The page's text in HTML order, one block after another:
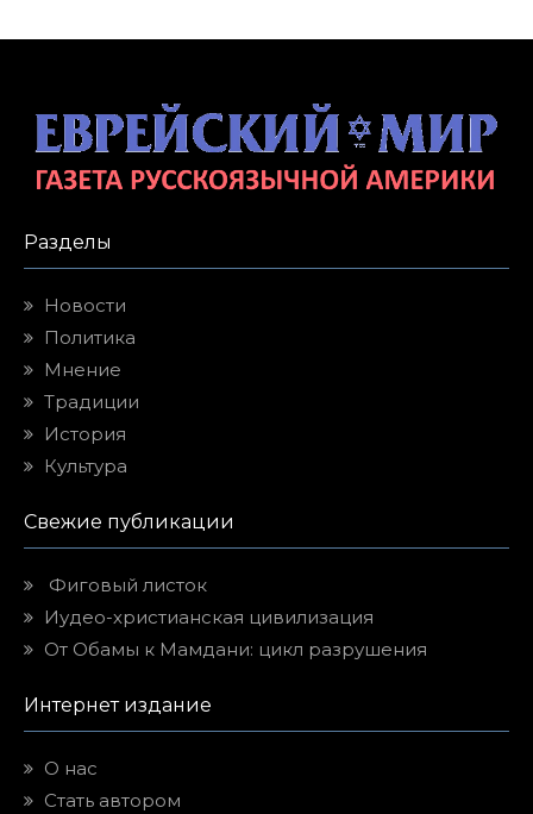
Разделы
Новости
Политика
Мнение
Традиции
История
Культура
Свежие публикации
Фиговый листок
Иудео-христианская цивилизация
От Обамы к Мамдани: цикл разрушения
Интернет издание
О нас
Стать автором